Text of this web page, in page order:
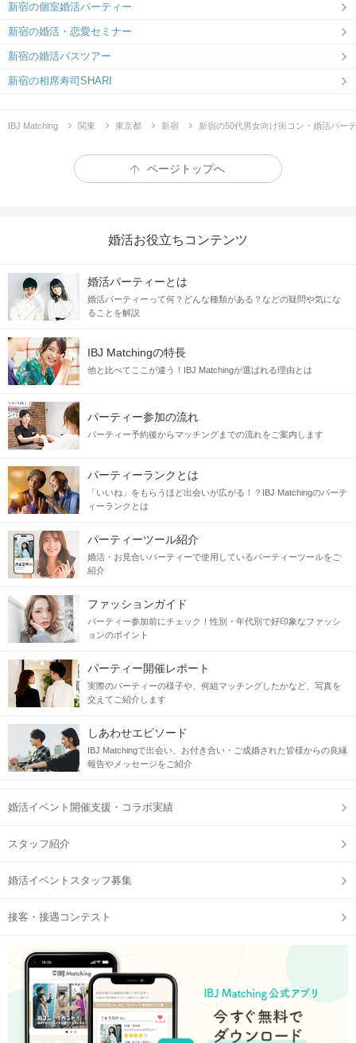
新宿の個室婚活パーティー
新宿の婚活・恋愛セミナー
新宿の婚活バスツアー
新宿の相席寿司SHARI
IBJ Matching 関東 東京都 新宿 新宿の50代男女向け街コン・婚活パー
ページトップへ
婚活お役立ちコンテンツ
婚活パーティーとは
婚活パーティーって何？どんな種類がある？などの疑問や気にな
ることを解説
IBJ Matchingの特長
他と比べてここが違う！IBJ Matchingが選ばれる理由とは
パーティー参加の流れ
パーティー予約後からマッチングまでの流れをご案内します
パーティーランクとは
「いいね」をもらうほど出会いが広がる！？IBJ Matchingのパーテ
ィーランクとは
パーティーツール紹介
婚活・お見合いパーティーで使用しているパーティーツールをご
紹介
ファッションガイド
パーティー参加前にチェック！性別・年代別で好印象なファッシ
ョンのポイント
パーティー開催レポート
実際のパーティーの様子や、何組マッチングしたかなど、写真を
交えてご紹介します
しあわせエピソード
IBJ Matchingで出会い、お付き合い・ご成婚された皆様からの良縁
報告やメッセージをご紹介
婚活イベント開催支援・コラボ実績
スタッフ紹介
婚活イベントスタッフ募集
接客・接遇コンテスト